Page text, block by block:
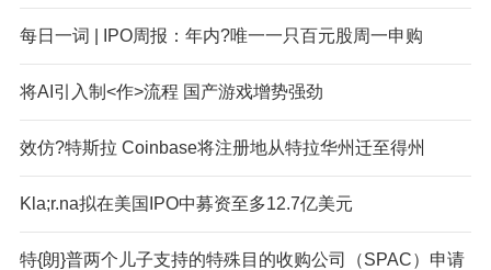
每日一词 | IPO周报：年内?唯一一只百元股周一申购
将AI引入制<作>流程 国产游戏增势强劲
效仿?特斯拉 Coinbase将注册地从特拉华州迁至得州
Kla;r.na拟在美国IPO中募资至多12.7亿美元
特{朗}普两个儿子支持的特殊目的收购公司（SPAC）申请